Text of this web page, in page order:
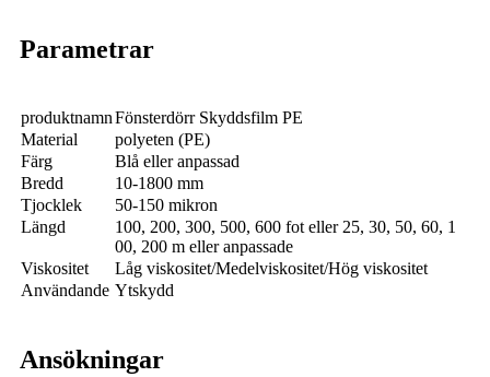
Parametrar
produktnamnFönsterdörr Skyddsfilm PE
Material
polyeten (PE)
Färg
Blå eller anpassad
Bredd
10-1800 mm
Tjocklek
50-150 mikron
Längd
100, 200, 300, 500, 600 fot eller 25, 30, 50, 60, 1
00, 200 m eller anpassade
Viskositet
Låg viskositet/Medelviskositet/Hög viskositet
Användande Ytskydd
Ansökningar